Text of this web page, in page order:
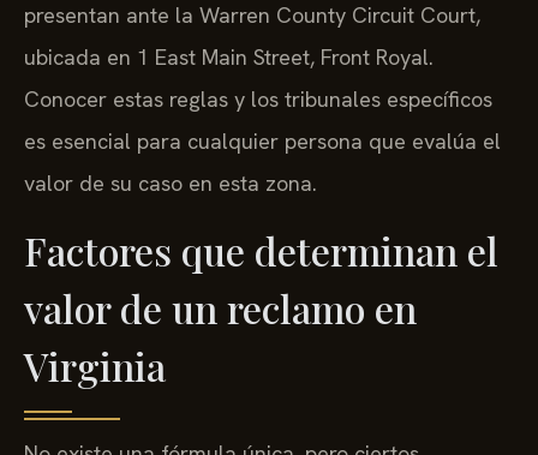
presentan ante la Warren County Circuit Court,
ubicada en 1 East Main Street, Front Royal.
Conocer estas reglas y los tribunales específicos
es esencial para cualquier persona que evalúa el
valor de su caso en esta zona.
Factores que determinan el
valor de un reclamo en
Virginia